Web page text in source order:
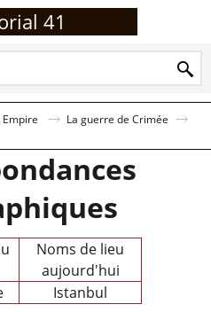
41
Empire
La guerre de Crimée
Noms de lieu
aujourd'hui
Istanbul